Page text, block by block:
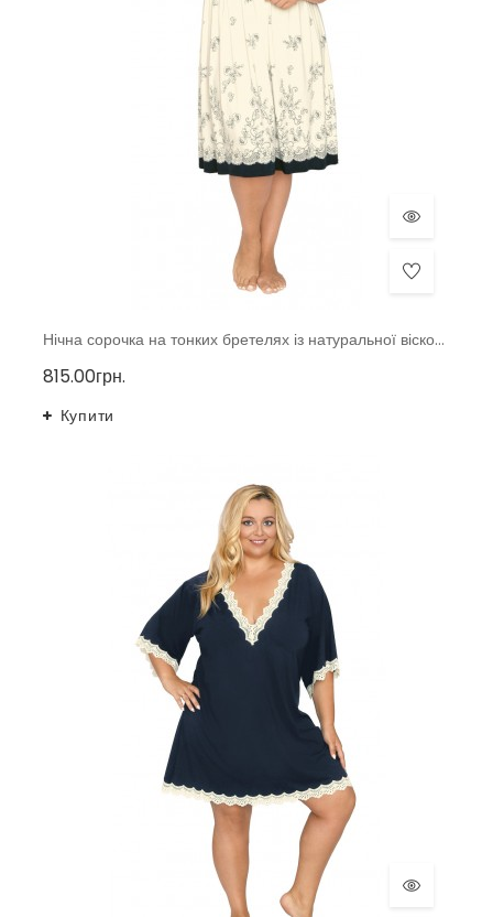
Нічна сорочка на тонких бретелях із натуральної віскозної тканини тмAkcent, Польща р.40-48
815.00грн.
Купити